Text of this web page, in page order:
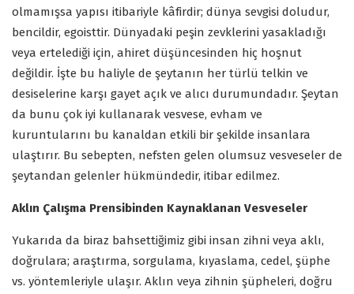
olmamışsa yapısı itibariyle kâfirdir; dünya sevgisi doludur,
bencildir, egoisttir. Dünyadaki peşin zevklerini yasakladığı
veya ertelediği için, ahiret düşüncesinden hiç hoşnut
değildir. İşte bu haliyle de şeytanın her türlü telkin ve
desiselerine karşı gayet açık ve alıcı durumundadır. Şeytan
da bunu çok iyi kullanarak vesvese, evham ve
kuruntularını bu kanaldan etkili bir şekilde insanlara
ulaştırır. Bu sebepten, nefsten gelen olumsuz vesveseler de
şeytandan gelenler hükmündedir, itibar edilmez.
Aklın Çalışma Prensibinden Kaynaklanan Vesveseler
Yukarıda da biraz bahsettiğimiz gibi insan zihni veya aklı,
doğrulara; araştırma, sorgulama, kıyaslama, cedel, şüphe
vs. yöntemleriyle ulaşır. Aklın veya zihnin şüpheleri, doğru